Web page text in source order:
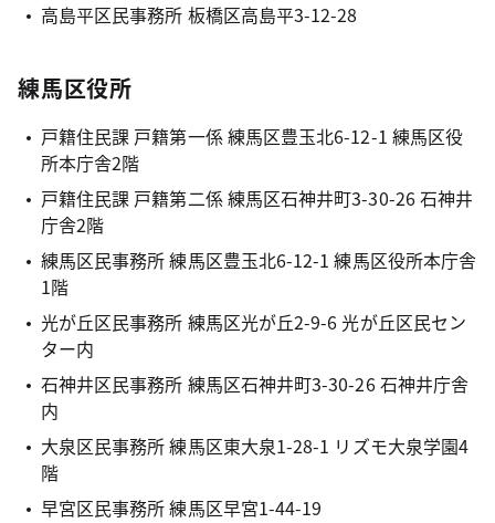
高島平区民事務所 板橋区高島平3-12-28
練馬区役所
戸籍住民課 戸籍第一係 練馬区豊玉北6-12-1 練馬区役
所本庁舎2階
戸籍住民課 戸籍第二係 練馬区石神井町3-30-26 石神井
庁舎2階
練馬区民事務所 練馬区豊玉北6-12-1 練馬区役所本庁舎
1階
光が丘区民事務所 練馬区光が丘2-9-6 光が丘区民セン
ター内
石神井区民事務所 練馬区石神井町3-30-26 石神井庁舎
内
大泉区民事務所 練馬区東大泉1-28-1 リズモ大泉学園4
階
早宮区民事務所 練馬区早宮1-44-19